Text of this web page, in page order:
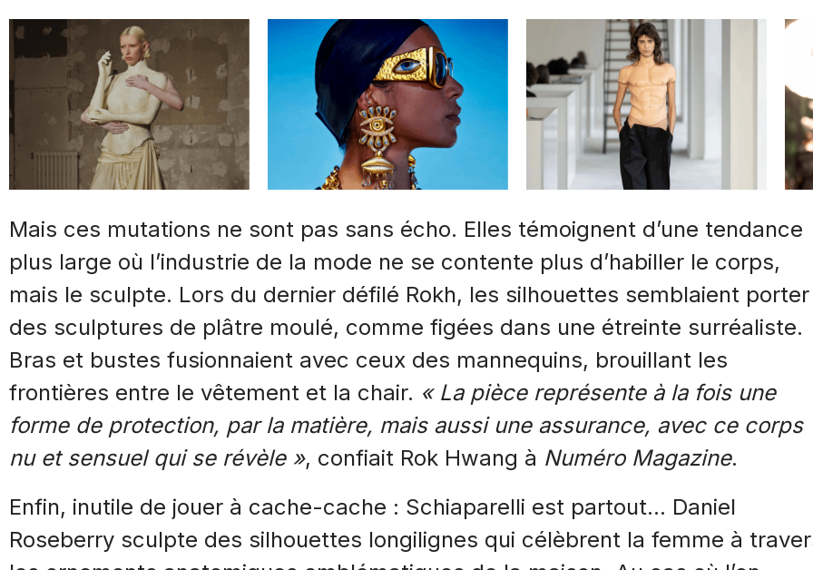
Mais ces mutations ne sont pas sans écho. Elles témoignent d’une tendance
plus large où l’industrie de la mode ne se contente plus d’habiller le corps,
mais le sculpte. Lors du dernier défilé Rokh, les silhouettes semblaient porter
des sculptures de plâtre moulé, comme figées dans une étreinte surréaliste.
Bras et bustes fusionnaient avec ceux des mannequins, brouillant les
frontières entre le vêtement et la chair. « La pièce représente à la fois une
forme de protection, par la matière, mais aussi une assurance, avec ce corps
nu et sensuel qui se révèle », confiait Rok Hwang à Numéro Magazine.
Enfin, inutile de jouer à cache-cache : Schiaparelli est partout… Daniel
Roseberry sculpte des silhouettes longilignes qui célèbrent la femme à